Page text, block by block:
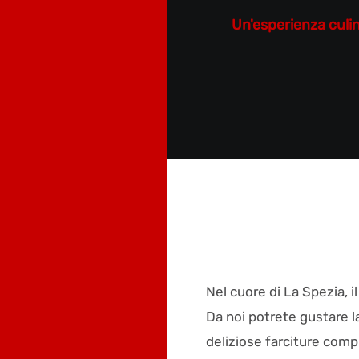
Un'esperienza
Nel cuore di La Spezia,
Da noi potrete gustare
deliziose farciture